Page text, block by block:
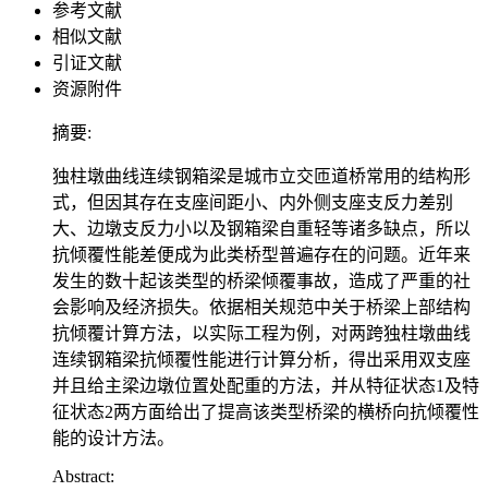
参考文献
相似文献
引证文献
资源附件
摘要:
独柱墩曲线连续钢箱梁是城市立交匝道桥常用的结构形
式，但因其存在支座间距小、内外侧支座支反力差别
大、边墩支反力小以及钢箱梁自重轻等诸多缺点，所以
抗倾覆性能差便成为此类桥型普遍存在的问题。近年来
发生的数十起该类型的桥梁倾覆事故，造成了严重的社
会影响及经济损失。依据相关规范中关于桥梁上部结构
抗倾覆计算方法，以实际工程为例，对两跨独柱墩曲线
连续钢箱梁抗倾覆性能进行计算分析，得出采用双支座
并且给主梁边墩位置处配重的方法，并从特征状态1及特
征状态2两方面给出了提高该类型桥梁的横桥向抗倾覆性
能的设计方法。
Abstract: